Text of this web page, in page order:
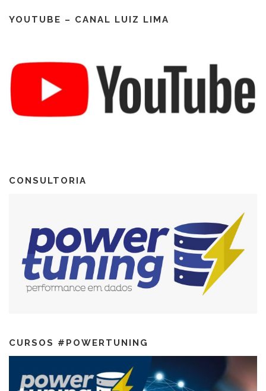
YOUTUBE – CANAL LUIZ LIMA
CONSULTORIA
CURSOS #POWERTUNING